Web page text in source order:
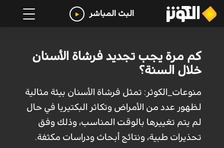
البث المباشر
كم مرة يجب تجديد فرشاة الأسنان
خلال السنة؟
منوعات_الكوثر: تمثل فرشاة الأسنان بيئة مثالية
لظهور عدد من الأمراض وتكاثر البكتيريا في حال
لم يتم تغييرها بالوقت المناسب، وذلك وفق
تحذيرات طبية، ونتائج أبحاث ودراسات مكثفة.